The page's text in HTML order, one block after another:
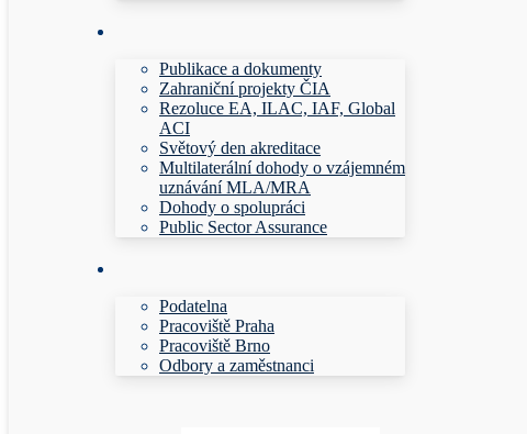
Publikace a dokumenty
Zahraniční projekty ČIA
Rezoluce EA, ILAC, IAF, Global
ACI
Světový den akreditace
Multilaterální dohody o vzájemném
uznávání MLA/MRA
Dohody o spolupráci
Public Sector Assurance
Podatelna
Pracoviště Praha
Pracoviště Brno
Odbory a zaměstnanci